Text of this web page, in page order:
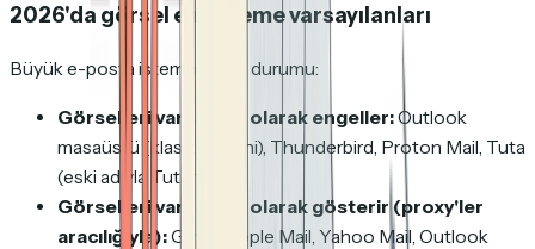
2026'da görsel engelleme varsayılanları
Büyük e-posta istemcilerinin durumu:
Görselleri varsayılan olarak engeller:Outlook
masaüstü (klasik ve yeni), Thunderbird, Proton Mail, Tuta
(eski adıyla Tutanota)
Görselleri varsayılan olarak gösterir (proxy'ler
aracılığıyla):Gmail, Apple Mail, Yahoo Mail, Outlook